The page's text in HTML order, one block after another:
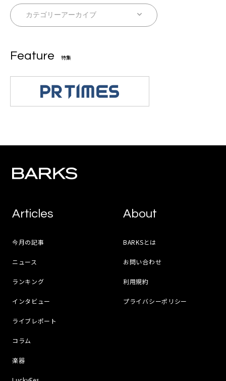
Feature 特集
Articles
今月の記事
ニュース
ランキング
インタビュー
ライブレポート
コラム
楽器
About
BARKSとは
お問い合わせ
利用規約
プライバシーポリシー